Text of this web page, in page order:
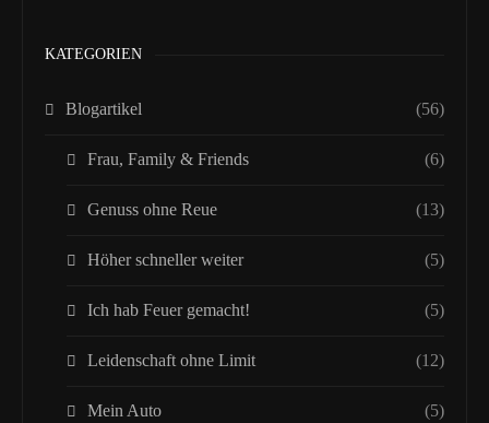
KATEGORIEN
Blogartikel (56)
Frau, Family & Friends (6)
Genuss ohne Reue (13)
Höher schneller weiter (5)
Ich hab Feuer gemacht! (5)
Leidenschaft ohne Limit (12)
Mein Auto (5)